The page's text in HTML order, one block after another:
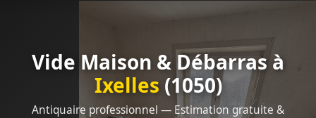
Vide Maison & Débarras à
Ixelles (1050)
Antiquaire professionnel — Estimation gratuite &